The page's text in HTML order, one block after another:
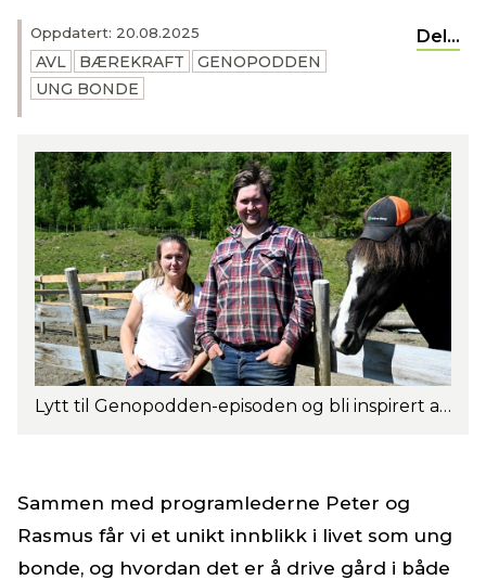
Oppdatert: 20.08.2025
AVL BÆREKRAFT
GENOPODDEN
UNG BONDE
Del...
Lytt til Genopodden-episoden og bli inspirert av Thea og Jørgen Kvam sine tanker og erfaringer. Foto: Peter Reppen-Gjelseth
Sammen med programlederne Peter og
Rasmus får vi et unikt innblikk i livet som ung
bonde, og hvordan det er å drive gård i både